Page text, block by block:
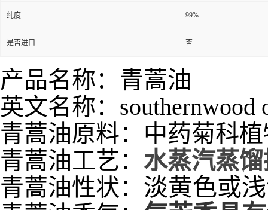
纯度 99%
是否进口 否
产品名称：青蒿油
英文名称：southernwood
青蒿油原料： 中药菊科
青蒿油工艺： 水蒸汽蒸
青蒿油性状： 淡黄色或